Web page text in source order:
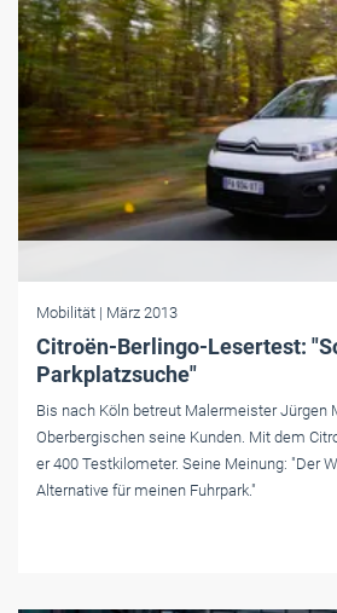
Mobilität | März 2013
Citroën-Berlingo-Lesertest:
Parkplatzsuche"
Bis nach Köln betreut Malermeister Jürgen
Oberbergischen seine Kunden. Mit dem
er 400 Testkilometer. Seine Meinung: "Der
Alternative für meinen Fuhrpark."